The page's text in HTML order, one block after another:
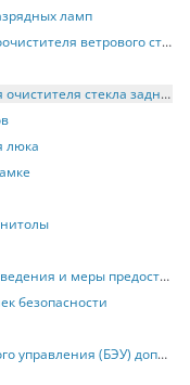
ламп
Снятие и установка элементов стеклоочистителя ветрового стекла
Снятие и установка электродвигателя очистителя стекла задней двери
люка
Подушки безопасности — основные сведения и меры предосторожности
безопасности
Снятие и установка блока электронного управления (БЭУ) дополнительным оборудованием